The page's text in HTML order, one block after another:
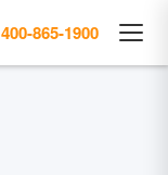
400-865-1900